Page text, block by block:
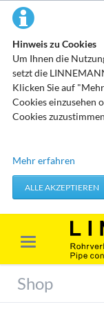
Hinweis zu Cookies
Um Ihnen die
setzt die
Klicken Sie auf
Cookies einzusehen
Cookies
Technisch
werden verwendet
Festlegen Ihrer
Erforderliche
Marketing & Analyse
ausgewertet
sogenannten
Mehr erfahren
ALLE AKZEPTIEREN
Shop